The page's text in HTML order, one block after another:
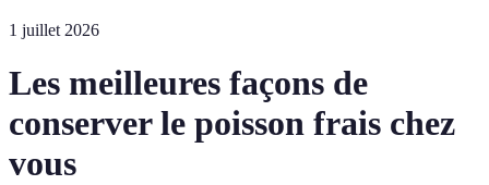
1 juillet 2026
Les meilleures façons de
conserver le poisson frais chez
vous